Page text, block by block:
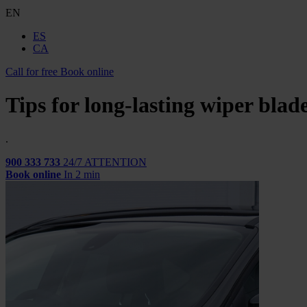
EN
ES
CA
Call for free Book online
Tips for long-lasting wiper
.
900 333 733 24/7 ATTENTION
Book online In 2 min